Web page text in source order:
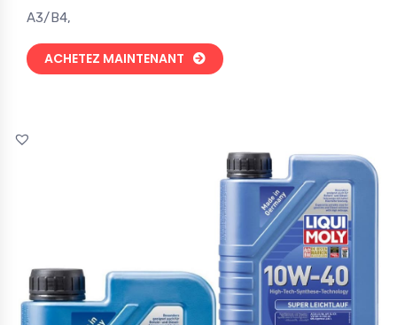
A3/B4,
ACHETEZ MAINTENANT